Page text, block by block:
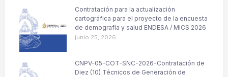
Contratación para la actualización
cartográfica para el proyecto de la encuesta
de demografía y salud ENDESA / MICS 2026
junio 25, 2026
CNPV-05-COT-SNC-2026-Contratación de
Diez (10) Técnicos de Generación de